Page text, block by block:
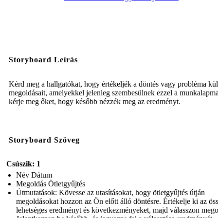
Storyboard Leírás
Kérd meg a hallgatókat, hogy értékeljék a döntés vagy probléma
megoldásait, amelyekkel jelenleg szembesülnek ezzel a
kérje meg őket, hogy később nézzék meg az eredményt.
Storyboard Szöveg
Csúszik: 1
Név Dátum
Megoldás Ötletgyűjtés
Útmutatások: Kövesse az utasításokat, hogy ötletgyűjtés útján
megoldásokat hozzon az Ön előtt álló döntésre. Értékelje ki az
lehetséges eredményt és következményeket, majd válasszon